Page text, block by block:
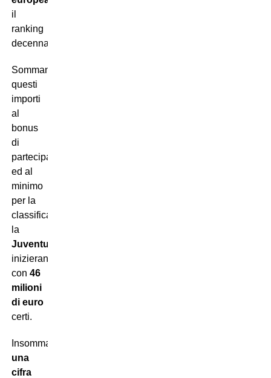
il
ranking
decennale).
Sommando
questi
importi
al
bonus
di
partecipazione
ed al
minimo
per la
classifica,
la
Juventus
inizieranno
con 46
milioni
di euro
certi.
Insomma:
una
cifra